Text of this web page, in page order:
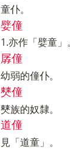
童仆。
嬖僮
1.亦作「嬖童」
孱僮
幼弱的僮仆。
僰僮
僰族的奴隸。
道僮
見「道童」。